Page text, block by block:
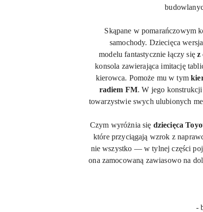
Skąpane w pomarańczowym
samochody. Dziecięca
modelu fantastycznie łączy sięz
konsola zawierająca imitację
kierowca. Pomoże mu w tym
radiem FM. W jego
towarzystwie swych ulubionych
Czym wyróżnia się dziecięca
które przyciągają wzrok z
nie wszystko — w tylnej części
ona zamocowaną zawiasowo na
-